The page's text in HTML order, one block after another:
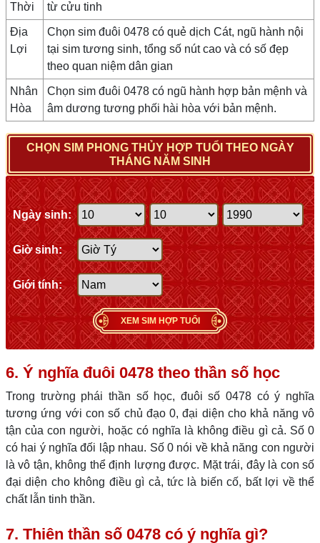
Thời
từ cửu tinh
Địa
Lợi
Chọn sim đuôi 0478 có quẻ dịch Cát, ngũ hành nội
tại sim tương sinh, tổng số nút cao và có số đẹp
theo quan niệm dân gian
Nhân
Hòa
Chọn sim đuôi 0478 có ngũ hành hợp bản mệnh và
âm dương tương phối hài hòa với bản mệnh.
CHỌN SIM PHONG THỦY HỢP TUỔI THEO NGÀY
THÁNG NĂM SINH
Ngày sinh:
Giờ sinh:
Giới tính:
XEM SIM HỢP TUỔI
6. Ý nghĩa đuôi 0478 theo thần số học
Trong trường phái thần số học, đuôi số 0478 có ý nghĩa
tương ứng với con số chủ đạo 0, đại diện cho khả năng vô
tận của con người, hoặc có nghĩa là không điều gì cả. Số 0
có hai ý nghĩa đối lập nhau. Số 0 nói về khả năng con người
là vô tận, không thể định lượng được. Mặt trái, đây là con số
đại diện cho không điều gì cả, tức là biến cố, bất lợi về thể
chất lẫn tinh thần.
7. Thiên thần số 0478 có ý nghĩa gì?